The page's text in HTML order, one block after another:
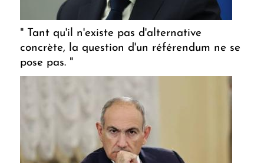
" Tant qu'il n'existe pas d'alternative
concrète, la question d'un référendum ne se
pose pas. "